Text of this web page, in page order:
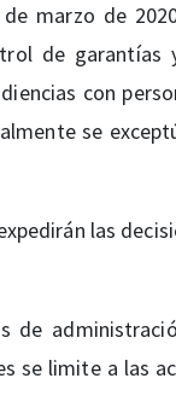
marzo de
de garantías
con
se
las
de
se limite a las